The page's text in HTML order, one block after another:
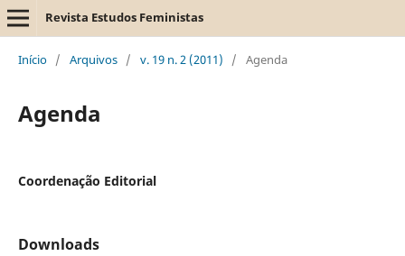
Revista Estudos Feministas
Início / Arquivos / v. 19 n. 2 (2011) / Agenda
Agenda
Coordenação Editorial
Downloads